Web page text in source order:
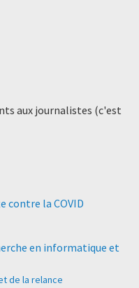
aux journalistes (c'est
contre la COVID
en informatique et
de la relance